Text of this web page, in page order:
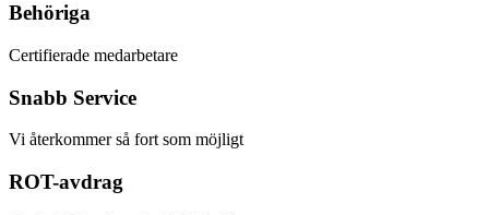
Behöriga
Certifierade medarbetare
Snabb Service
Vi återkommer så fort som möjligt
ROT-avdrag